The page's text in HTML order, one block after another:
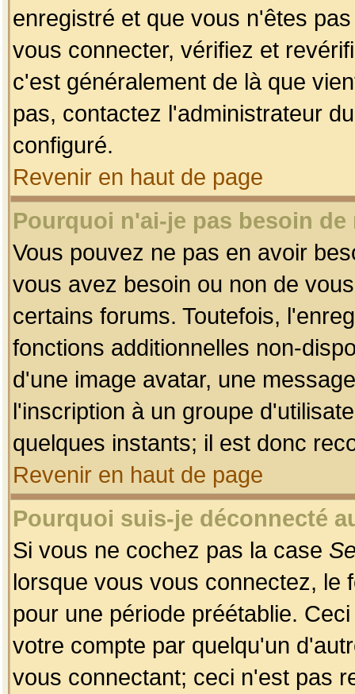
enregistré et que vous n'êtes
vous connecter, vérifiez et
c'est généralement de là que
pas, contactez l'administrateur
configuré.
Revenir en haut de page
Pourquoi n'ai-je pas besoin
Vous pouvez ne pas en avoir
vous avez besoin ou non de
certains forums. Toutefois,
fonctions additionnelles non-
d'une image avatar, une
l'inscription à un groupe
quelques instants; il est donc
Revenir en haut de page
Pourquoi suis-je déconnecté
Si vous ne cochez pas la case
lorsque vous vous connectez, le
pour une période préétablie.
votre compte par quelqu'un
vous connectant; ceci n'est pas